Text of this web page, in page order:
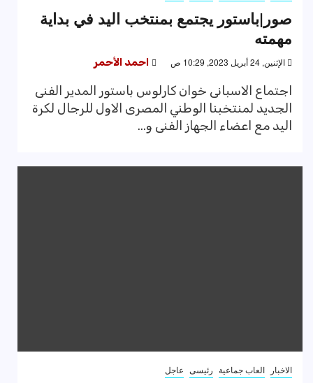
صور|باستور يجتمع بمنتخب اليد في بداية
مهمته
الإثنين, 24 أبريل 2023, 10:29 ص احمد الأحمر
اجتماع الاسبانى خوان كارلوس باستور المدير الفنى
الجديد لمنتخبنا الوطني المصرى الاول للرجال لكرة
اليد مع اعضاء الجهاز الفنى و...
الاخبار العاب جماعية رئيسى عاجل